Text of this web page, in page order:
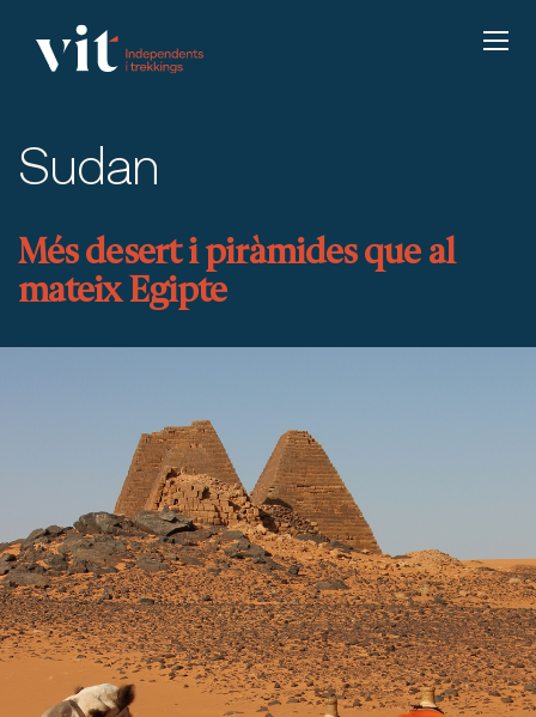
Sudan
Més desert i piràmides que al
mateix Egipte